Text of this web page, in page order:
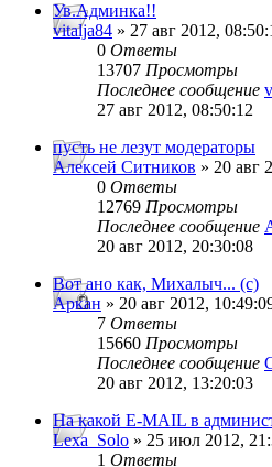
Ув.Админка!!
vitalja84 » 27 авг 2012,
0 Ответы
13707 Просмотры
Последнее сообщение
27 авг 2012, 08:50:12
пусть не лезут модераторы
Алексей Ситников » 20 авг
0 Ответы
12769 Просмотры
Последнее сообщение
20 авг 2012, 20:30:08
Вот ано как, Михалыч... (с)
Аркан » 20 авг 2012,
7 Ответы
15660 Просмотры
Последнее сообщение
20 авг 2012, 13:20:03
На какой E-MAIL в
Lexa_Solo » 25 июл 2012,
1 Ответы